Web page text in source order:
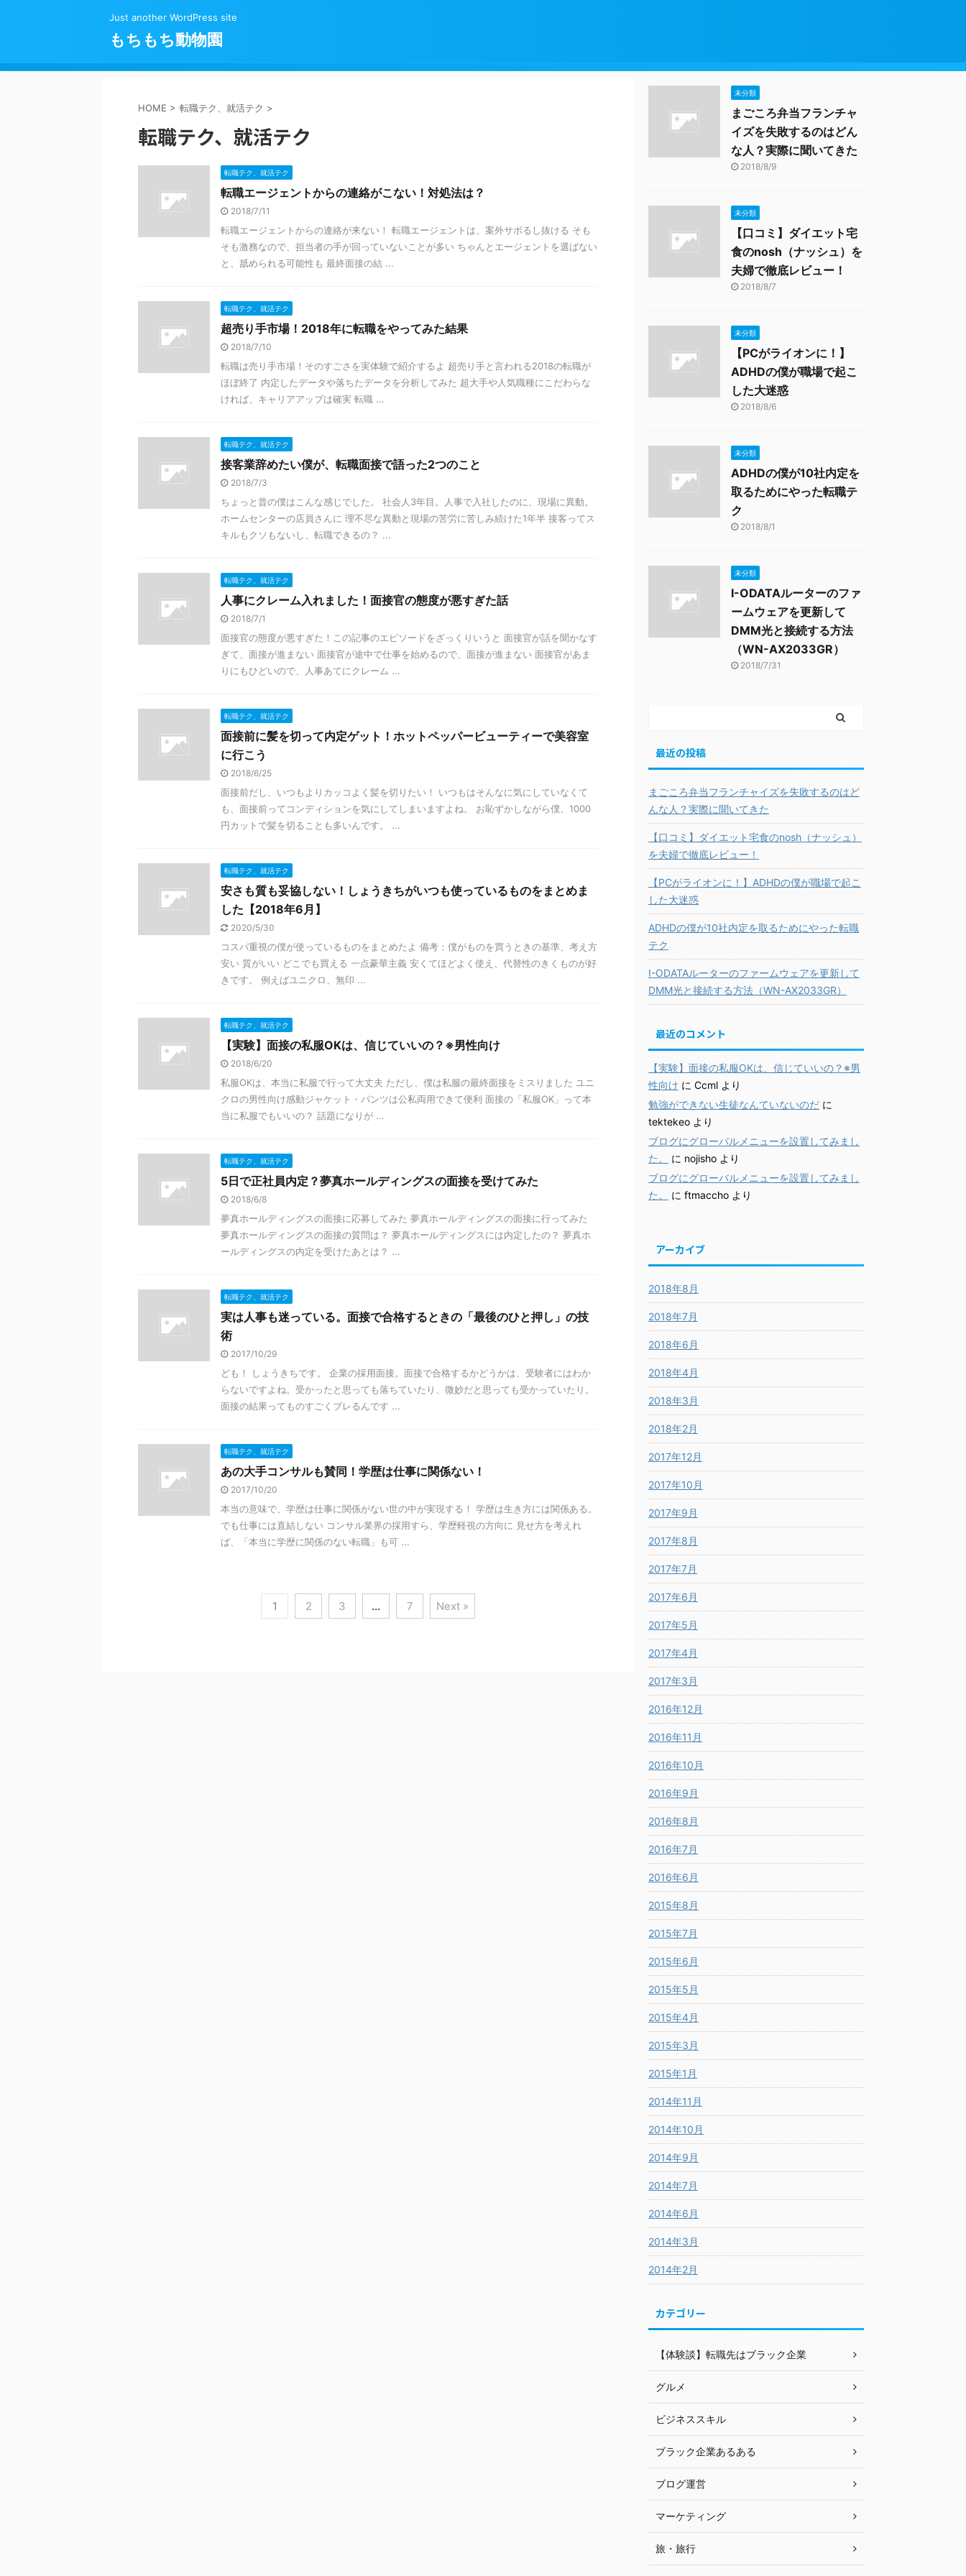
Just another WordPress site
もちもち動物園
HOME > 転職テク、就活テク >
転職テク、就活テク
転職テク、就活テク
転職エージェントからの連絡がこない！対処法は？
2018/7/11
転職エージェントからの連絡が来ない！ 転職エージェントは、案外サボるし抜ける そも
そも激務なので、担当者の手が回っていないことが多い ちゃんとエージェントを選ばない
と、舐められる可能性も 最終面接の結 ...
転職テク、就活テク
超売り手市場！2018年に転職をやってみた結果
2018/7/10
転職は売り手市場！そのすごさを実体験で紹介するよ 超売り手と言われる2018の転職が
ほぼ終了 内定したデータや落ちたデータを分析してみた 超大手や人気職種にこだわらな
ければ、キャリアアップは確実 転職 ...
転職テク、就活テク
接客業辞めたい僕が、転職面接で語った2つのこと
2018/7/3
ちょっと昔の僕はこんな感じでした。 社会人3年目。人事で入社したのに、現場に異動。
ホームセンターの店員さんに 理不尽な異動と現場の苦労に苦しみ続けた1年半 接客ってス
キルもクソもないし、転職できるの？ ...
転職テク、就活テク
人事にクレーム入れました！面接官の態度が悪すぎた話
2018/7/1
面接官の態度が悪すぎた！この記事のエピソードをざっくりいうと 面接官が話を聞かなす
ぎて、面接が進まない 面接官が途中で仕事を始めるので、面接が進まない 面接官があま
りにもひどいので、人事あてにクレーム ...
転職テク、就活テク
面接前に髪を切って内定ゲット！ホットペッパービューティーで美容室
に行こう
2018/6/25
面接前だし、いつもよりカッコよく髪を切りたい！ いつもはそんなに気にしていなくて
も、面接前ってコンディションを気にしてしまいますよね。 お恥ずかしながら僕、1000
円カットで髪を切ることも多いんです。 ...
転職テク、就活テク
安さも質も妥協しない！しょうきちがいつも使っているものをまとめま
した【2018年6月】
2020/5/30
コスパ重視の僕が使っているものをまとめたよ 備考：僕がものを買うときの基準、考え方
安い 質がいい どこでも買える 一点豪華主義 安くてほどよく使え、代替性のきくものが好
きです。 例えばユニクロ、無印 ...
転職テク、就活テク
【実験】面接の私服OKは、信じていいの？※男性向け
2018/6/20
私服OKは、本当に私服で行って大丈夫 ただし、僕は私服の最終面接をミスりました ユニ
クロの男性向け感動ジャケット・パンツは公私両用できて便利 面接の「私服OK」って本
当に私服でもいいの？ 話題になりが ...
転職テク、就活テク
5日で正社員内定？夢真ホールディングスの面接を受けてみた
2018/6/8
夢真ホールディングスの面接に応募してみた 夢真ホールディングスの面接に行ってみた
夢真ホールディングスの面接の質問は？ 夢真ホールディングスには内定したの？ 夢真ホ
ールディングスの内定を受けたあとは？ ...
転職テク、就活テク
実は人事も迷っている。面接で合格するときの「最後のひと押し」の技
術
2017/10/29
ども！ しょうきちです。 企業の採用面接。面接で合格するかどうかは、受験者にはわか
らないですよね。受かったと思っても落ちていたり、微妙だと思っても受かっていたり。
面接の結果ってものすごくブレるんです ...
転職テク、就活テク
あの大手コンサルも賛同！学歴は仕事に関係ない！
2017/10/20
本当の意味で、学歴は仕事に関係がない世の中が実現する！ 学歴は生き方には関係ある。
でも仕事には直結しない コンサル業界の採用すら、学歴軽視の方向に 見せ方を考えれ
ば、「本当に学歴に関係のない転職」も可 ...
1 2 3 … 7 Next »
未分類
まごころ弁当フランチャ
イズを失敗するのはどん
な人？実際に聞いてきた
2018/8/9
未分類
【口コミ】ダイエット宅
食のnosh（ナッシュ）を
夫婦で徹底レビュー！
2018/8/7
未分類
【PCがライオンに！】
ADHDの僕が職場で起こ
した大迷惑
2018/8/6
未分類
ADHDの僕が10社内定を
取るためにやった転職テ
ク
2018/8/1
未分類
I-ODATAルーターのファ
ームウェアを更新して
DMM光と接続する方法
（WN-AX2033GR）
2018/7/31
最近の投稿
まごころ弁当フランチャイズを失敗するのはど
んな人？実際に聞いてきた
【口コミ】ダイエット宅食のnosh（ナッシュ）
を夫婦で徹底レビュー！
【PCがライオンに！】ADHDの僕が職場で起こ
した大迷惑
ADHDの僕が10社内定を取るためにやった転職
テク
I-ODATAルーターのファームウェアを更新して
DMM光と接続する方法（WN-AX2033GR）
最近のコメント
【実験】面接の私服OKは、信じていいの？※男
性向け に Ccml より
勉強ができない生徒なんていないのだ に
tektekeo より
ブログにグローバルメニューを設置してみまし
た。
に nojisho より
ブログにグローバルメニューを設置してみまし
た。
に ftmaccho より
アーカイブ
2018年8月
2018年7月
2018年6月
2018年4月
2018年3月
2018年2月
2017年12月
2017年10月
2017年9月
2017年8月
2017年7月
2017年6月
2017年5月
2017年4月
2017年3月
2016年12月
2016年11月
2016年10月
2016年9月
2016年8月
2016年7月
2016年6月
2015年8月
2015年7月
2015年6月
2015年5月
2015年4月
2015年3月
2015年1月
2014年11月
2014年10月
2014年9月
2014年7月
2014年6月
2014年3月
2014年2月
カテゴリー
【体験談】転職先はブラック企業
グルメ
ビジネススキル
ブラック企業あるある
ブログ運営
マーケティング
旅・旅行